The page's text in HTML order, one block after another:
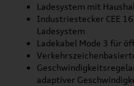
Ladesystem mit
Industriestecker CEE
Ladesystem
Ladekabel Mode 3 für
adaptiver